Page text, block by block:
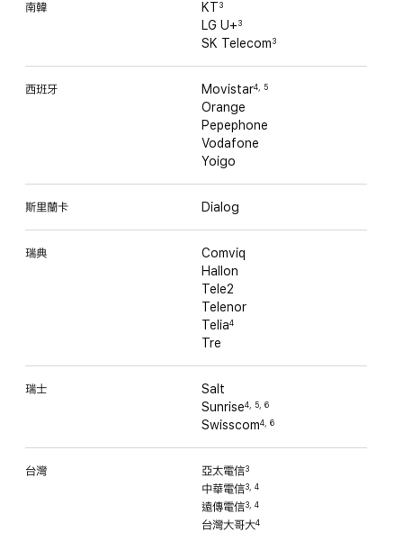
南韓 KT 3
LG U+ 3
SK Telecom 3
西班牙 Movistar4 5
Orange
Pepephone
Vodafone
Yoigo
斯里蘭卡 Dialog
瑞典
Comviq
Hallon
Tele2
Telenor
Telia4
Tre
瑞士
Salt
Sunrise4 5 6
Swisscom4 6
台灣 亞太電信3
中華電信3 4
遠傳電信3 4
台灣大哥大4